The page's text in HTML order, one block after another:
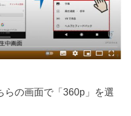
らの画面で「360p」を選